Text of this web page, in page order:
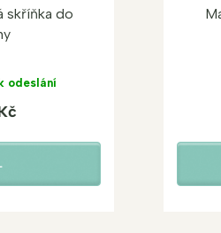
skříňka do
odeslání